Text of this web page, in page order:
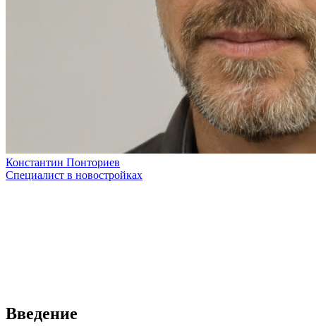
Константин Понториев
Специалист в новостройках
Введение